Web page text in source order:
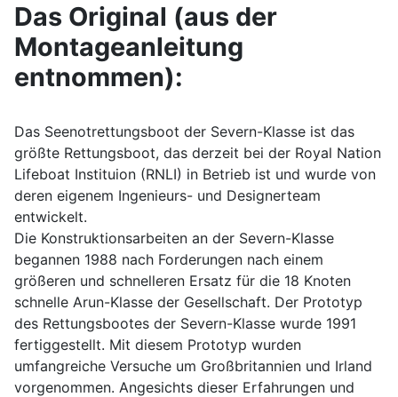
Das Original (aus der
Montageanleitung
entnommen):
Das Seenotrettungsboot der Severn-Klasse ist das
größte Rettungsboot, das derzeit bei der Royal Nation
Lifeboat Instituion (RNLI) in Betrieb ist und wurde von
deren eigenem Ingenieurs- und Designerteam
entwickelt.
Die Konstruktionsarbeiten an der Severn-Klasse
begannen 1988 nach Forderungen nach einem
größeren und schnelleren Ersatz für die 18 Knoten
schnelle Arun-Klasse der Gesellschaft. Der Prototyp
des Rettungsbootes der Severn-Klasse wurde 1991
fertiggestellt. Mit diesem Prototyp wurden
umfangreiche Versuche um Großbritannien und Irland
vorgenommen. Angesichts dieser Erfahrungen und